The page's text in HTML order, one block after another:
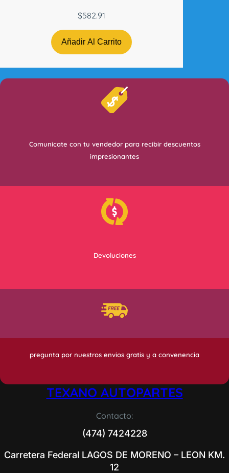
$582.91
Añadir Al Carrito
Comunicate con tu vendedor para recibir descuentos
impresionantes
Devoluciones
pregunta por nuestros envios gratis y a convenencia
TEXANO AUTOPARTES
Contacto:
(474) 7424228
Carretera Federal LAGOS DE MORENO – LEON KM.
12